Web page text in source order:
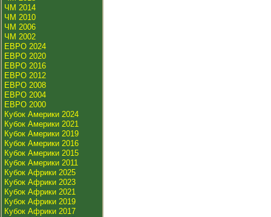
ЧМ 2014
ЧМ 2010
ЧМ 2006
ЧМ 2002
ЕВРО 2024
ЕВРО 2020
ЕВРО 2016
ЕВРО 2012
ЕВРО 2008
ЕВРО 2004
ЕВРО 2000
Кубок Америки 2024
Кубок Америки 2021
Кубок Америки 2019
Кубок Америки 2016
Кубок Америки 2015
Кубок Америки 2011
Кубок Африки 2025
Кубок Африки 2023
Кубок Африки 2021
Кубок Африки 2019
Кубок Африки 2017